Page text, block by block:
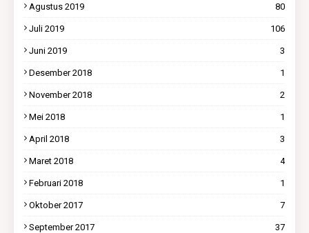
Agustus 2019 80
Juli 2019 106
Juni 2019 3
Desember 2018 1
November 2018 2
Mei 2018 1
April 2018 3
Maret 2018 4
Februari 2018 1
Oktober 2017 7
September 2017 37